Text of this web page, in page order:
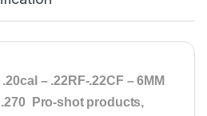
– .22RF-.22CF – 6MM
.270 Pro-shot products,